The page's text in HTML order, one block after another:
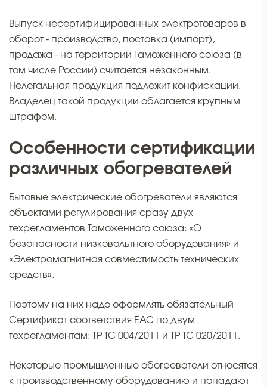
Выпуск несертифицированных электротоваров в
оборот - производство, поставка (импорт),
продажа - на территории Таможенного союза (в
том числе России) считается незаконным.
Нелегальная продукция подлежит конфискации.
Владелец такой продукции облагается крупным
штрафом.
Особенности сертификации
различных обогревателей
Бытовые электрические обогреватели являются
объектами регулирования сразу двух
техрегламентов Таможенного союза: «О
безопасности низковольтного оборудования» и
«Электромагнитная совместимость технических
средств».
Поэтому на них надо оформлять обязательный
Сертификат соответствия ЕАС по двум
техрегламентам: ТР ТС 004/2011 и ТР ТС 020/2011.
Некоторые промышленные обогреватели относятся
к производственному оборудованию и попадают